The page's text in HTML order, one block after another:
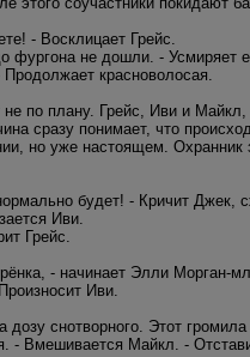
- Восклицает Грейс.
не дошли. - Усмиряет
красноволосая.
не по плану. Грейс, Иви и
сразу понимает, что
но уже настоящем.
будет! - Кричит
Иви.
Грейс.
- начинает Элли Морган-
Иви.
дозу снотворного. Этот
- Вмешивается Майкл. -